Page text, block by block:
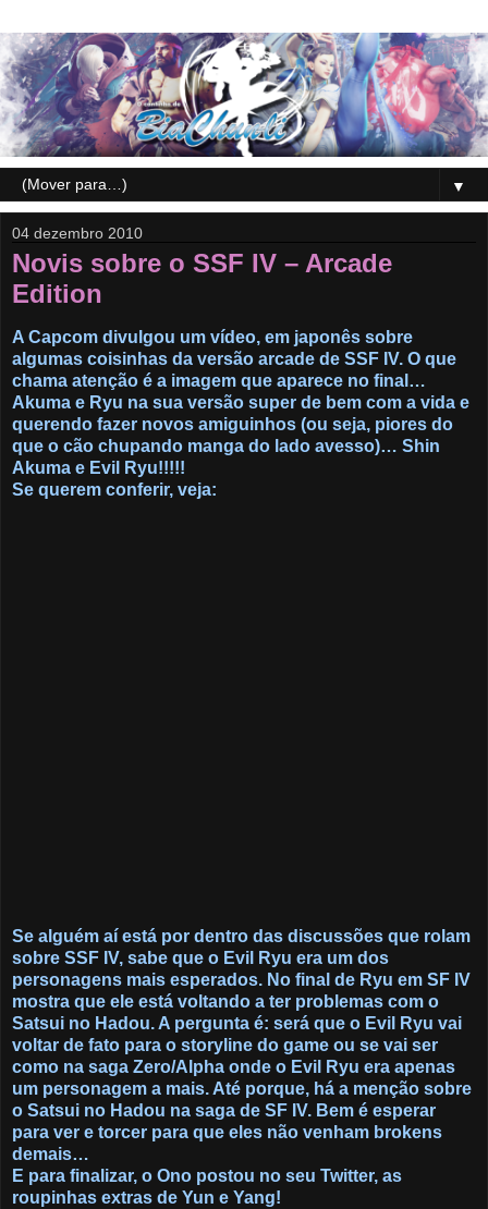
▼
04 dezembro 2010
Novis sobre o SSF IV – Arcade
Edition
A Capcom divulgou um vídeo, em japonês sobre
algumas coisinhas da versão arcade de SSF IV. O que
chama atenção é a imagem que aparece no final…
Akuma e Ryu na sua versão super de bem com a vida e
querendo fazer novos amiguinhos (ou seja, piores do
que o cão chupando manga do lado avesso)… Shin
Akuma e Evil Ryu!!!!!
Se querem conferir, veja:
Se alguém aí está por dentro das discussões que rolam
sobre SSF IV, sabe que o Evil Ryu era um dos
personagens mais esperados. No final de Ryu em SF IV
mostra que ele está voltando a ter problemas com o
Satsui no Hadou. A pergunta é: será que o Evil Ryu vai
voltar de fato para o storyline do game ou se vai ser
como na saga Zero/Alpha onde o Evil Ryu era apenas
um personagem a mais. Até porque, há a menção sobre
o Satsui no Hadou na saga de SF IV. Bem é esperar
para ver e torcer para que eles não venham brokens
demais…
E para finalizar, o Ono postou no seu Twitter, as
roupinhas extras de Yun e Yang!